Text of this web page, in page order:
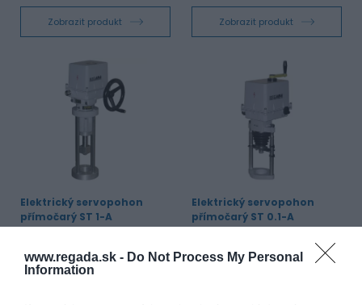
www.regada.sk - Do Not Process My Personal
Information
Zobrazit produkt Zobrazit produkt
Elektrický servopohon
přímočarý ST 1-A
Vypínací síla:2300 až 10 000 N
Elektrický servopohon
přímočarý ST 0.1-A
IP 67
Vypínací síla: 1900 až 7200 N